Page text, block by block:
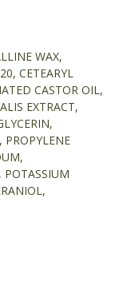
WAX,
CETEARYL
CASTOR OIL,
EXTRACT,
PROPYLENE
POTASSIUM